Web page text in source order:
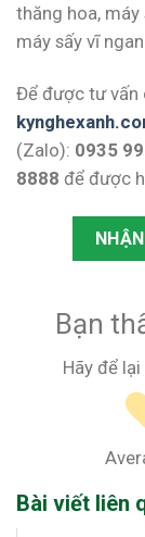
thăng hoa, máy
máy sấy vĩ
Để được tư vấn
(Zalo): 0935
8888 để được
Bạn
Hãy để
Bài viết liên